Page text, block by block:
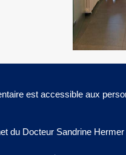
est accessible aux
du Docteur Sandrine Hermer